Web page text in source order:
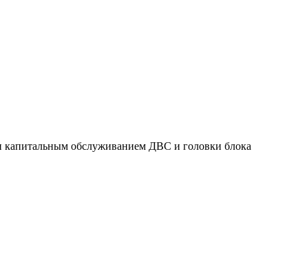
капитальным обслуживанием ДВС и головки блока